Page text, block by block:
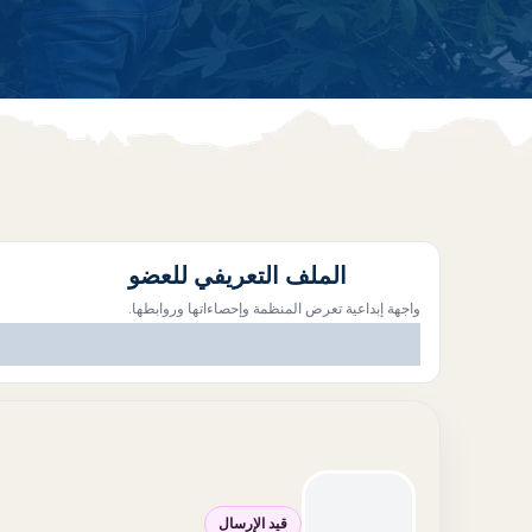
الملف التعريفي للعضو
واجهة إبداعية تعرض المنظمة وإحصاءاتها وروابطها.
قيد الإرسال